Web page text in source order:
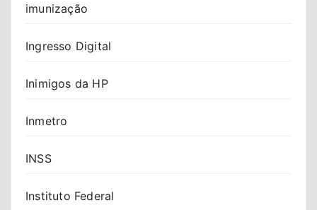
imunização
Ingresso Digital
Inimigos da HP
Inmetro
INSS
Instituto Federal